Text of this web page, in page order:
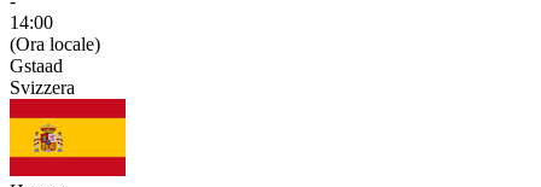
14:00
(Ora locale)
Gstaad
Svizzera